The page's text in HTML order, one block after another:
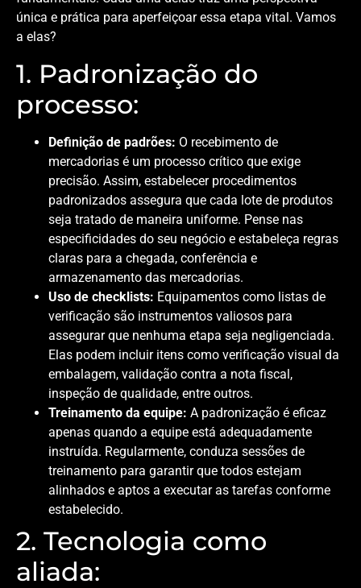
única e prática para aperfeiçoar essa etapa vital. Vamos
a elas?
1. Padronização do
processo:
Definição de padrões: O recebimento de
mercadorias é um processo crítico que exige
precisão. Assim, estabelecer procedimentos
padronizados assegura que cada lote de produtos
seja tratado de maneira uniforme. Pense nas
especificidades do seu negócio e estabeleça regras
claras para a chegada, conferência e
armazenamento das mercadorias.
Uso de checklists: Equipamentos como listas de
verificação são instrumentos valiosos para
assegurar que nenhuma etapa seja negligenciada.
Elas podem incluir itens como verificação visual da
embalagem, validação contra a nota fiscal,
inspeção de qualidade, entre outros.
Treinamento da equipe: A padronização é eficaz
apenas quando a equipe está adequadamente
instruída. Regularmente, conduza sessões de
treinamento para garantir que todos estejam
alinhados e aptos a executar as tarefas conforme
estabelecido.
2. Tecnologia como
aliada: